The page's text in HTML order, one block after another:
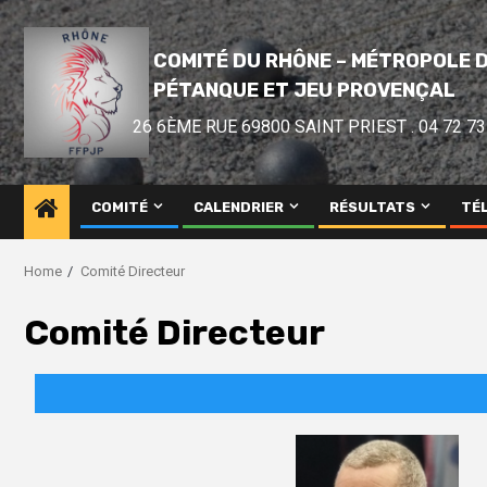
COMITÉ DU RHÔNE – MÉTROPOLE
PÉTANQUE ET JEU PROVENÇAL
26 6ÈME RUE 69800 SAINT PRIEST . 04 72
COMITÉ CALENDRIER RÉSULTATS
Home Comité Directeur
Comité Directeur